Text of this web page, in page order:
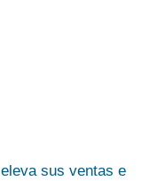
sus ventas e